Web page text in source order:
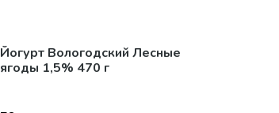
Йогурт Вологодский Лесные
ягоды 1,5% 470 г